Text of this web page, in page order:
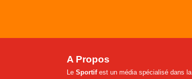
A Propos
Le Sportifest un média spécialisé dans la